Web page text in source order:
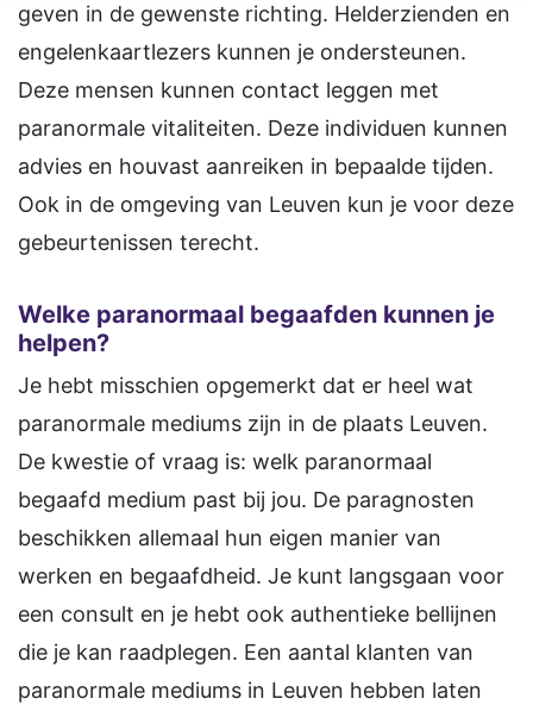
geven in de gewenste richting. Helderzienden en
engelenkaartlezers kunnen je ondersteunen.
Deze mensen kunnen contact leggen met
paranormale vitaliteiten. Deze individuen kunnen
advies en houvast aanreiken in bepaalde tijden.
Ook in de omgeving van Leuven kun je voor deze
gebeurtenissen terecht.
Welke paranormaal begaafden kunnen je
helpen?
Je hebt misschien opgemerkt dat er heel wat
paranormale mediums zijn in de plaats Leuven.
De kwestie of vraag is: welk paranormaal
begaafd medium past bij jou. De paragnosten
beschikken allemaal hun eigen manier van
werken en begaafdheid. Je kunt langsgaan voor
een consult en je hebt ook authentieke bellijnen
die je kan raadplegen. Een aantal klanten van
paranormale mediums in Leuven hebben laten